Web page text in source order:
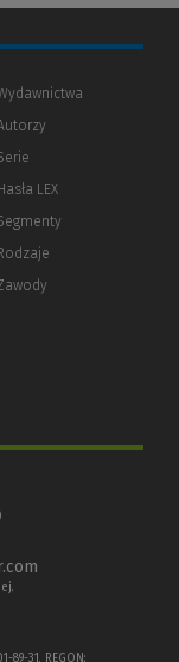
Hasła LEX
Rodzaje
89-31, REGON: